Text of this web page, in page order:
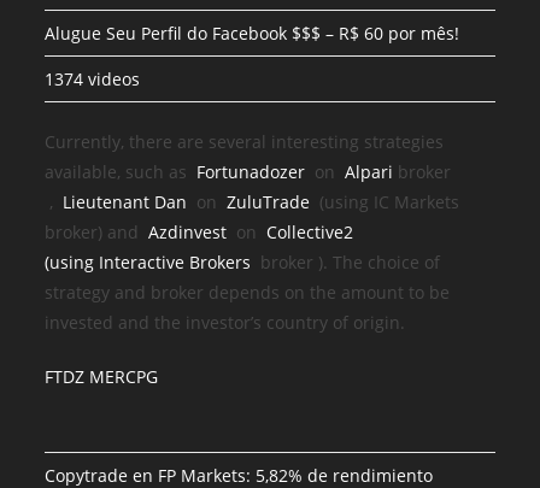
Alugue Seu Perfil do Facebook $$$ – R$ 60 por mês!
1374 videos
Currently, there are several interesting strategies
available, such as Fortunadozer onAlpari broker
, Lieutenant Dan onZuluTrade (using IC Markets
broker) andAzdinvest onCollective2
(using Interactive Brokers broker ). The choice of
strategy and broker depends on the amount to be
invested and the investor’s country of origin.
FTDZ MERCPG
Copytrade en FP Markets: 5,82% de rendimiento